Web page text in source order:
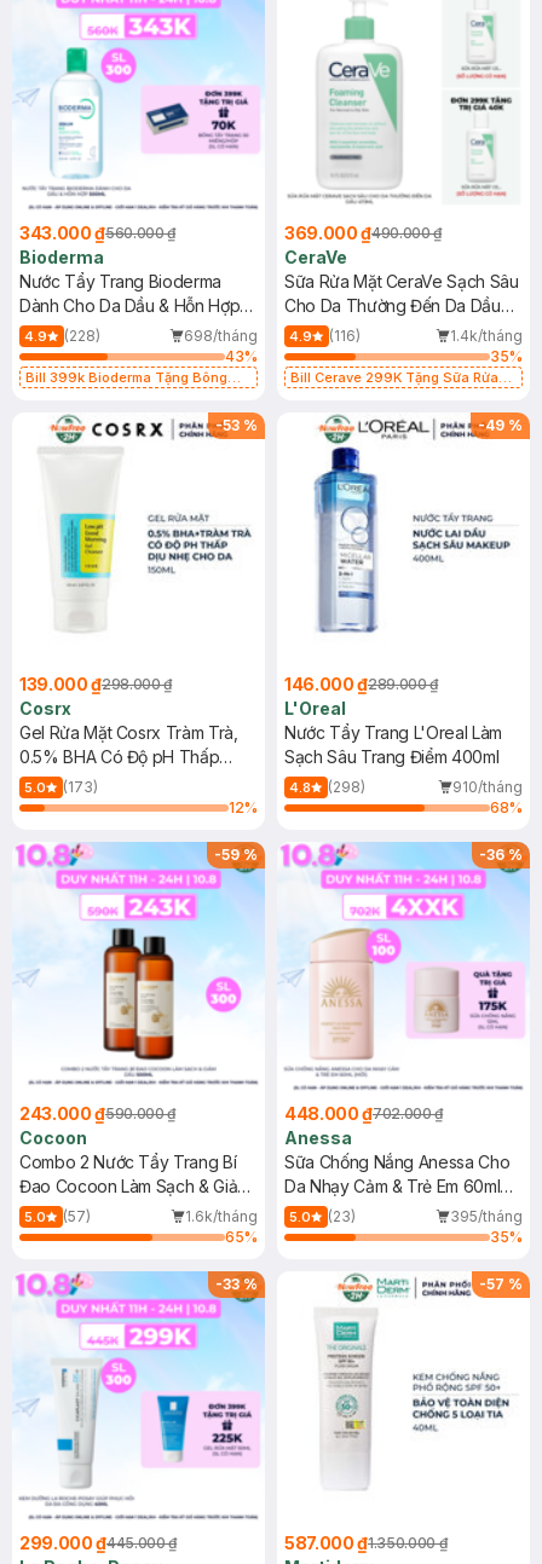
343.000 ₫560.000 ₫
Bioderma
Nước Tẩy Trang Bioderma
Dành Cho Da Dầu & Hỗn Hợp
500ml
4.9 (228)
698/tháng
43%
Bill 399k Bioderma Tặng Bông
369.000 ₫490.000 ₫
CeraVe
Sữa Rửa Mặt CeraVe Sạch Sâu
Cho Da Thường Đến Da Dầu
473ml
4.9 (116)
1.4k/tháng
35%
Bill Cerave 299K Tặng Sữa Rửa
-53 %
139.000 ₫298.000 ₫
Cosrx
Gel Rửa Mặt Cosrx Tràm Trà,
0.5% BHA Có Độ pH Thấp
150ml
5.0
(173)
12%
-49 %
146.000 ₫289.000 ₫
L'Oreal
Nước Tẩy Trang L'Oreal Làm
Sạch Sâu Trang Điểm 400ml
4.8 (298)
910/tháng
68%
-59%
243.000 ₫590.000 ₫
Cocoon
Combo 2 Nước Tẩy Trang Bí
Đao Cocoon Làm Sạch & Giảm
Dầu 500ml
5.0 (57)
1.6k/tháng
65%
-36%
448.000 ₫702.000 ₫
Anessa
Sữa Chống Nắng Anessa Cho
Da Nhạy Cảm & Trẻ Em 60ml
(Mới)
5.0 (23)
395/tháng
35%
-33%
299.000 ₫445.000 ₫
-57 %
587.000 ₫1.350.000 ₫